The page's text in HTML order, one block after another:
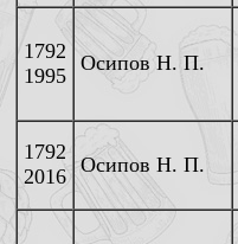
1792
1995
Осипов Н. П.
1792
2016 Осипов Н. П.